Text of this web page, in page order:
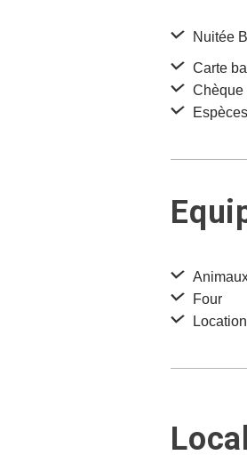
Nuitée
Carte
Chèque
Espèces
Four